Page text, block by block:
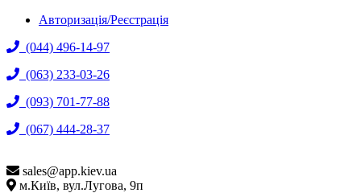
Авторизація/Реєстрація
(044) 496-14-97
(063) 233-03-26
(093) 701-77-88
(067) 444-28-37
sales@app.kiev.ua
м.Київ, вул.Лугова, 9п